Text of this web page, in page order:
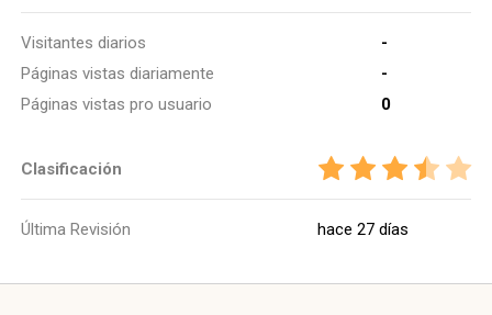
Visitantes diarios
-
Páginas vistas diariamente
-
Páginas vistas pro usuario
0
Clasificación
Última Revisión hace 27 días